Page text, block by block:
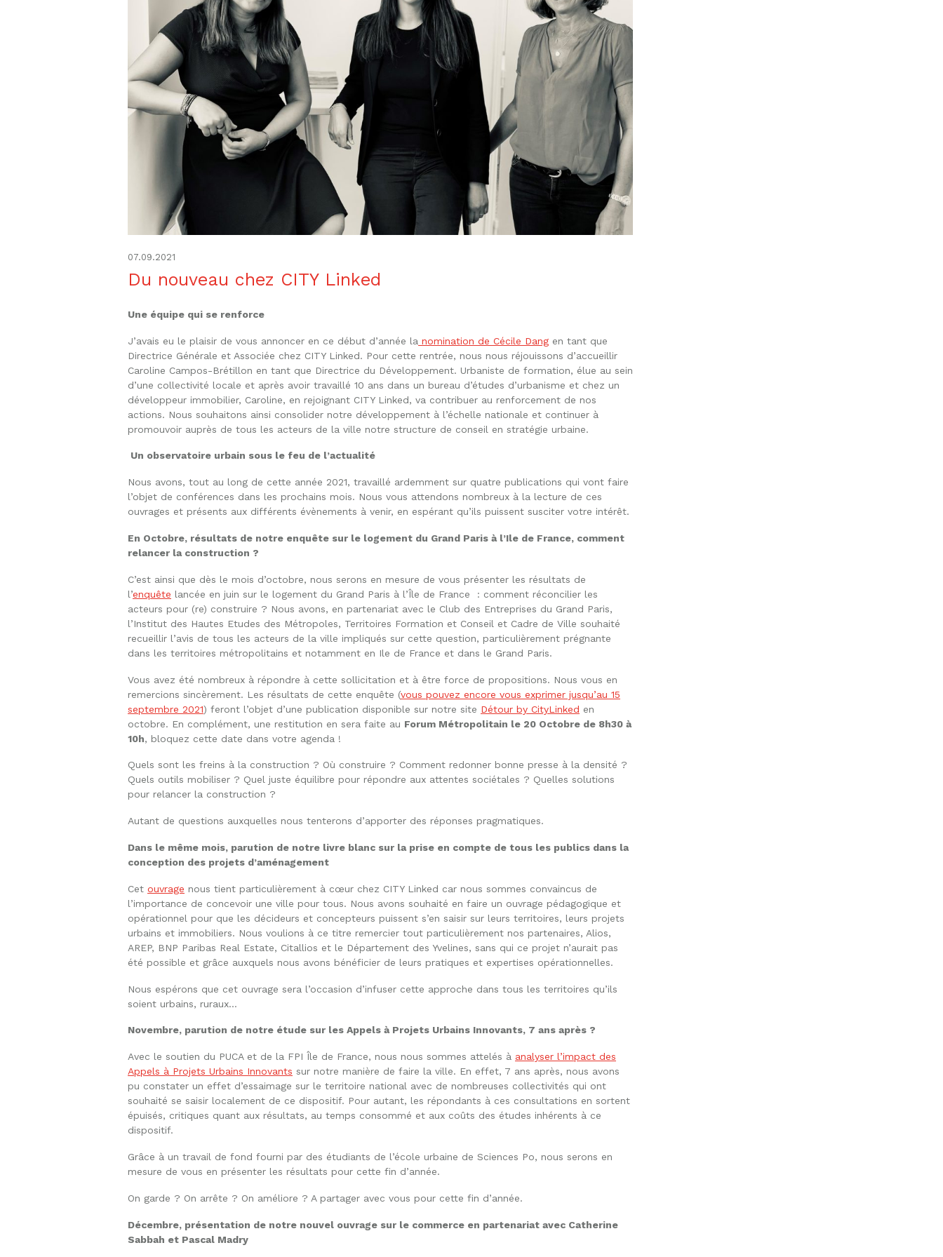
07.09.2021
Du nouveau chez CITY Linked
Une équipe qui se renforce
J’avais eu le plaisir de vous annoncer en ce début d’année la nomination de Cécile Dang en tant que
Directrice Générale et Associée chez CITY Linked. Pour cette rentrée, nous nous réjouissons d’accueillir
Caroline Campos-Brétillon en tant que Directrice du Développement. Urbaniste de formation, élue au sein
d’une collectivité locale et après avoir travaillé 10 ans dans un bureau d’études d’urbanisme et chez un
développeur immobilier, Caroline, en rejoignant CITY Linked, va contribuer au renforcement de nos
actions. Nous souhaitons ainsi consolider notre développement à l’échelle nationale et continuer à
promouvoir auprès de tous les acteurs de la ville notre structure de conseil en stratégie urbaine.
Un observatoire urbain sous le feu de l’actualité
Nous avons, tout au long de cette année 2021, travaillé ardemment sur quatre publications qui vont faire
l’objet de conférences dans les prochains mois. Nous vous attendons nombreux à la lecture de ces
ouvrages et présents aux différents évènements à venir, en espérant qu’ils puissent susciter votre intérêt.
En Octobre, résultats de notre enquête sur le logement du Grand Paris à l’Ile de France, comment
relancer la construction ?
C’est ainsi que dès le mois d’octobre, nous serons en mesure de vous présenter les résultats de
l’enquête lancée en juin sur le logement du Grand Paris à l’Île de France : comment réconcilier les
acteurs pour (re) construire ? Nous avons, en partenariat avec le Club des Entreprises du Grand Paris,
l’Institut des Hautes Etudes des Métropoles, Territoires Formation et Conseil et Cadre de Ville souhaité
recueillir l’avis de tous les acteurs de la ville impliqués sur cette question, particulièrement prégnante
dans les territoires métropolitains et notamment en Ile de France et dans le Grand Paris.
Vous avez été nombreux à répondre à cette sollicitation et à être force de propositions. Nous vous en
remercions sincèrement. Les résultats de cette enquête (vous pouvez encore vous exprimer jusqu’au 15
septembre 2021) feront l’objet d’une publication disponible sur notre site Détour by CityLinked en
octobre. En complément, une restitution en sera faite au Forum Métropolitain le 20 Octobre de 8h30 à
10h, bloquez cette date dans votre agenda !
Quels sont les freins à la construction ? Où construire ? Comment redonner bonne presse à la densité ?
Quels outils mobiliser ? Quel juste équilibre pour répondre aux attentes sociétales ? Quelles solutions
pour relancer la construction ?
Autant de questions auxquelles nous tenterons d’apporter des réponses pragmatiques.
Dans le même mois, parution de notre livre blanc sur la prise en compte de tous les publics dans la
conception des projets d’aménagement
Cet ouvrage nous tient particulièrement à cœur chez CITY Linked car nous sommes convaincus de
l’importance de concevoir une ville pour tous. Nous avons souhaité en faire un ouvrage pédagogique et
opérationnel pour que les décideurs et concepteurs puissent s’en saisir sur leurs territoires, leurs projets
urbains et immobiliers. Nous voulions à ce titre remercier tout particulièrement nos partenaires, Alios,
AREP, BNP Paribas Real Estate, Citallios et le Département des Yvelines, sans qui ce projet n’aurait pas
été possible et grâce auxquels nous avons bénéficier de leurs pratiques et expertises opérationnelles.
Nous espérons que cet ouvrage sera l’occasion d’infuser cette approche dans tous les territoires qu’ils
soient urbains, ruraux…
Novembre, parution de notre étude sur les Appels à Projets Urbains Innovants, 7 ans après ?
Avec le soutien du PUCA et de la FPI Île de France, nous nous sommes attelés à analyser l’impact des
Appels à Projets Urbains Innovants sur notre manière de faire la ville. En effet, 7 ans après, nous avons
pu constater un effet d’essaimage sur le territoire national avec de nombreuses collectivités qui ont
souhaité se saisir localement de ce dispositif. Pour autant, les répondants à ces consultations en sortent
épuisés, critiques quant aux résultats, au temps consommé et aux coûts des études inhérents à ce
dispositif.
Grâce à un travail de fond fourni par des étudiants de l’école urbaine de Sciences Po, nous serons en
mesure de vous en présenter les résultats pour cette fin d’année.
On garde ? On arrête ? On améliore ? A partager avec vous pour cette fin d’année.
Décembre, présentation de notre nouvel ouvrage sur le commerce en partenariat avec Catherine
Sabbah et Pascal Madry